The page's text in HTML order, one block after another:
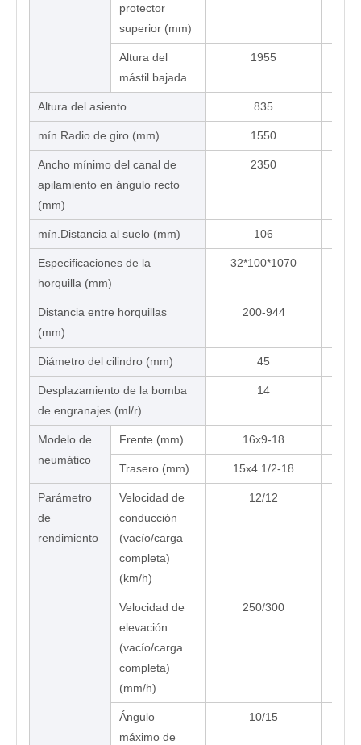
protector
superior (mm)
Altura del
mástil bajada
1955
Altura del asiento 835
mín.Radio de giro (mm) 1550
Ancho mínimo del canal de
apilamiento en ángulo recto
(mm)
2350
mín.Distancia al suelo (mm) 106
Especificaciones de la
horquilla (mm)
32*100*1070
Distancia entre horquillas
(mm)
200-944
Diámetro del cilindro (mm) 45
Desplazamiento de la bomba
de engranajes (ml/r)
14
Modelo de
neumático
Frente (mm) 16x9-18
Trasero (mm) 15x4 1/2-18
Parámetro
de
rendimiento
Velocidad de
conducción
(vacío/carga
completa)
(km/h)
12/12
Velocidad de
elevación
(vacío/carga
completa)
(mm/h)
250/300
Ángulo
máximo de
10/15